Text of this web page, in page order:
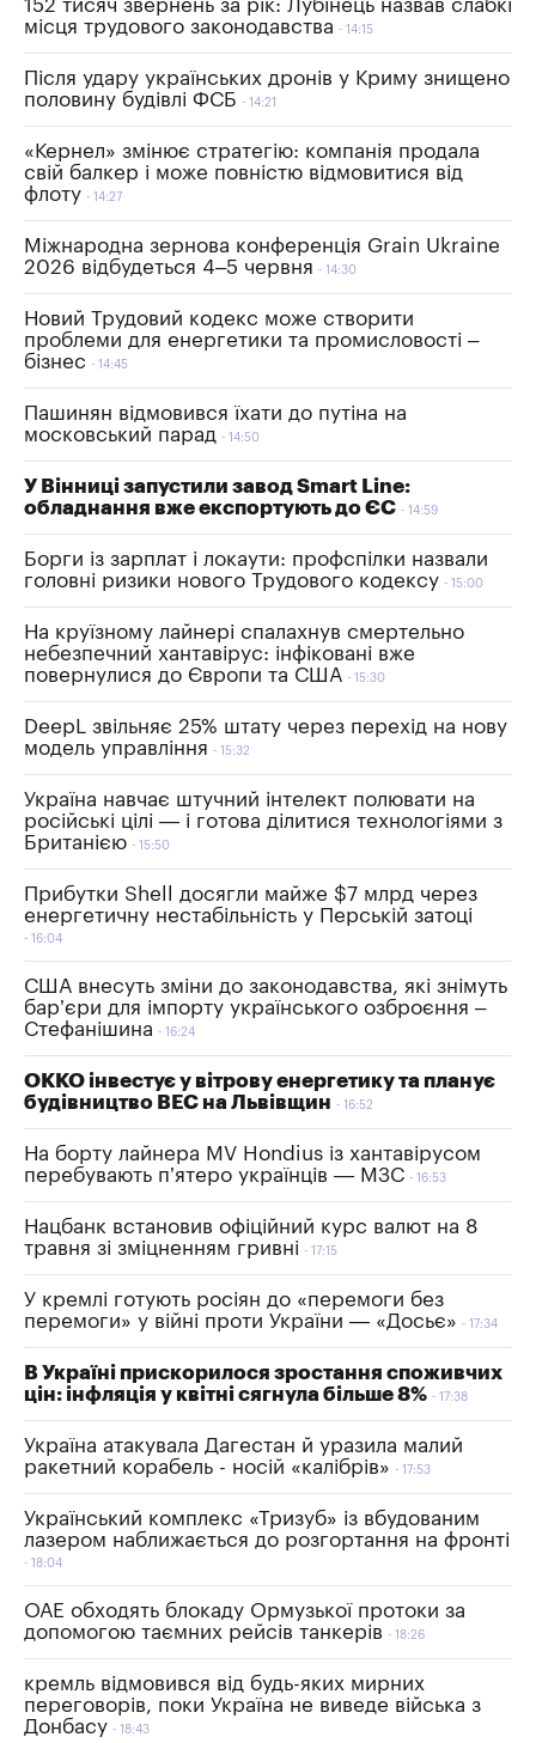
152 тисяч звернень за рік: Лубінець назвав слабкі
місця трудового законодавства
14:15
Після удару українських дронів у Криму знищено
половину будівлі ФСБ
14:21
«Кернел» змінює стратегію: компанія продала
свій балкер і може повністю відмовитися від
флоту
14:27
Міжнародна зернова конференція Grain Ukraine
2026 відбудеться 4–5 червня
14:30
Новий Трудовий кодекс може створити
проблеми для енергетики та промисловості –
бізнес
14:45
Пашинян відмовився їхати до путіна на
московський парад
14:50
У Вінниці запустили завод Smart Line:
обладнання вже експортують до ЄС
14:59
Борги із зарплат і локаути: профспілки назвали
головні ризики нового Трудового кодексу
15:00
На круїзному лайнері спалахнув смертельно
небезпечний хантавірус: інфіковані вже
повернулися до Європи та США
15:30
DeepL звільняє 25% штату через перехід на нову
модель управління
15:32
Україна навчає штучний інтелект полювати на
російські цілі — і готова ділитися технологіями з
Британією
15:50
Прибутки Shell досягли майже $7 млрд через
енергетичну нестабільність у Перській затоці
16:04
США внесуть зміни до законодавства, які знімуть
бар’єри для імпорту українського озброєння –
Стефанішина
16:24
ОККО інвестує у вітрову енергетику та планує
будівництво ВЕС на Львівщин
16:52
На борту лайнера MV Hondius із хантавірусом
перебувають п’ятеро українців — МЗС
16:53
Нацбанк встановив офіційний курс валют на 8
травня зі зміцненням гривні
17:15
У кремлі готують росіян до «перемоги без
перемоги» у війні проти України — «Досьє»
17:34
В Україні прискорилося зростання споживчих
цін: інфляція у квітні сягнула більше 8%
17:38
Україна атакувала Дагестан й уразила малий
ракетний корабель - носій «калібрів»
17:53
Український комплекс «Тризуб» із вбудованим
лазером наближається до розгортання на фронті
18:04
ОАЕ обходять блокаду Ормузької протоки за
допомогою таємних рейсів танкерів
18:26
кремль відмовився від будь-яких мирних
переговорів, поки Україна не виведе війська з
Донбасу
18:43